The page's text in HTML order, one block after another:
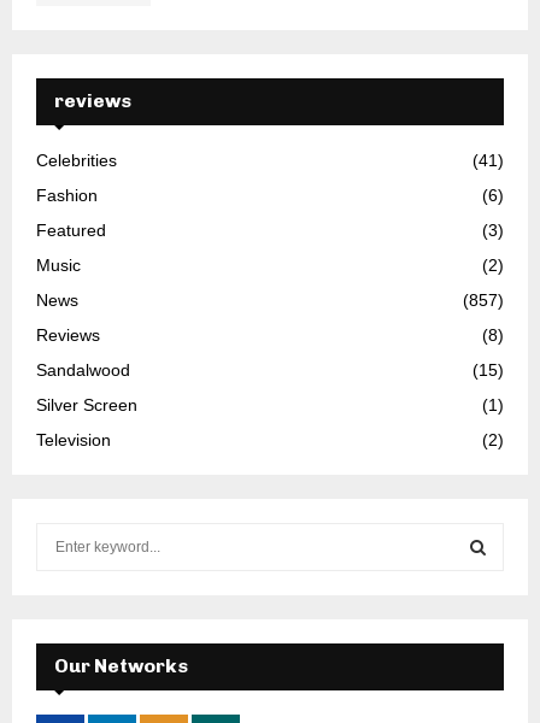
reviews
Celebrities
(41)
Fashion
(6)
Featured
(3)
Music
(2)
News
(857)
Reviews
(8)
Sandalwood
(15)
Silver Screen
(1)
Television
(2)
f
o
E
A
Our Networks